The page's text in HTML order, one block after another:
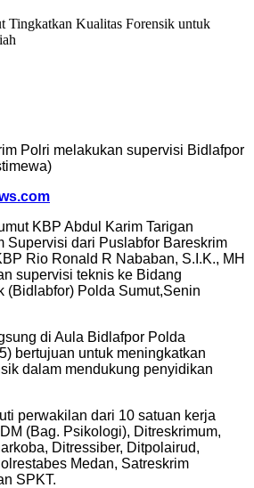
Polri melakukan supervisi Bidlafpor
KBP Abdul Karim Tarigan
Supervisi dari Puslabfor Bareskrim
Rio Ronald R Nababan, S.I.K., MH
supervisi teknis ke Bidang
(Bidlabfor) Polda Sumut,Senin
di Aula Bidlafpor Polda
bertujuan untuk meningkatkan
dalam mendukung penyidikan
perwakilan dari 10 satuan kerja
(Bag. Psikologi), Ditreskrimum,
Ditressiber, Ditpolairud,
Medan, Satreskrim
SPKT.